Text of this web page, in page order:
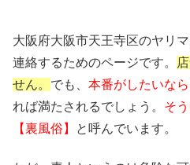
大阪府大阪市天王寺区のヤリ
連絡するためのページです。
せん。 でも、 本番がしたいなら
れば満たされるでしょう。 そ
【裏風俗】
と呼んでいます。